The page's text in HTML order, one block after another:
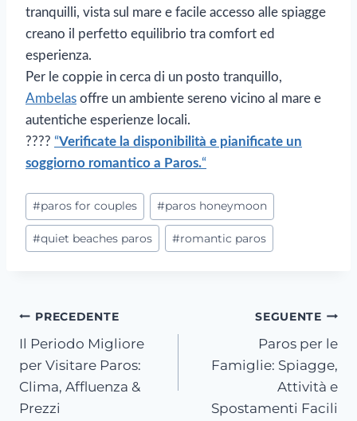
tranquilli, vista sul mare e facile accesso alle spiagge
creano il perfetto equilibrio tra comfort ed
esperienza.
Per le coppie in cerca di un posto tranquillo,
Ambelas offre un ambiente sereno vicino al mare e
autentiche esperienze locali.
???? “Verificate la disponibilità e pianificate un
soggiorno romantico a Paros.“
#paros for couples #paros honeymoon
#quiet beaches paros #romantic paros
PRECEDENTE
Il Periodo Migliore
per Visitare Paros:
Clima, Affluenza &
Prezzi
SEGUENTE
Paros per le
Famiglie: Spiagge,
Attività e
Spostamenti Facili